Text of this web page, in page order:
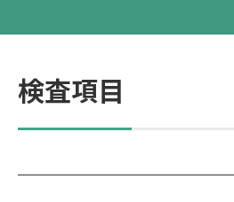
検査項目